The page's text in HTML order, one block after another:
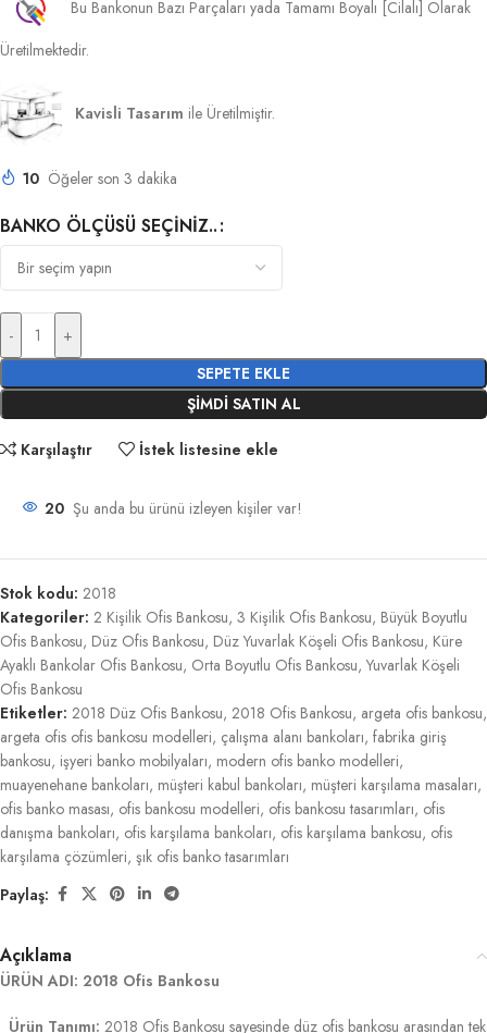
Bu Bankonun Bazı Parçaları yada Tamamı Boyalı [Cilalı] Olarak
Üretilmektedir.
Kavisli Tasarım ile Üretilmiştir.
10 Öğeler son 3 dakika
BANKO ÖLÇÜSÜ SEÇINIZ..
-
+
SEPETE EKLE
ŞIMDI SATIN AL
Karşılaştır İstek listesine ekle
20 Şu anda bu ürünü izleyen kişiler var!
Stok kodu: 2018
Kategoriler: 2 Kişilik Ofis Bankosu, 3 Kişilik Ofis Bankosu, Büyük Boyutlu
Ofis Bankosu, Düz Ofis Bankosu, Düz Yuvarlak Köşeli Ofis Bankosu, Küre
Ayaklı Bankolar Ofis Bankosu, Orta Boyutlu Ofis Bankosu, Yuvarlak Köşeli
Ofis Bankosu
Etiketler: 2018 Düz Ofis Bankosu, 2018 Ofis Bankosu, argeta ofis bankosu,
argeta ofis ofis bankosu modelleri, çalışma alanı bankoları, fabrika giriş
bankosu, işyeri banko mobilyaları, modern ofis banko modelleri,
muayenehane bankoları, müşteri kabul bankoları, müşteri karşılama masaları,
ofis banko masası, ofis bankosu modelleri, ofis bankosu tasarımları, ofis
danışma bankoları, ofis karşılama bankoları, ofis karşılama bankosu, ofis
karşılama çözümleri, şık ofis banko tasarımları
Paylaş:
Açıklama
ÜRÜN ADI: 2018 Ofis Bankosu
Ürün Tanımı: 2018 Ofis Bankosu sayesinde düz ofis bankosu arasından tek